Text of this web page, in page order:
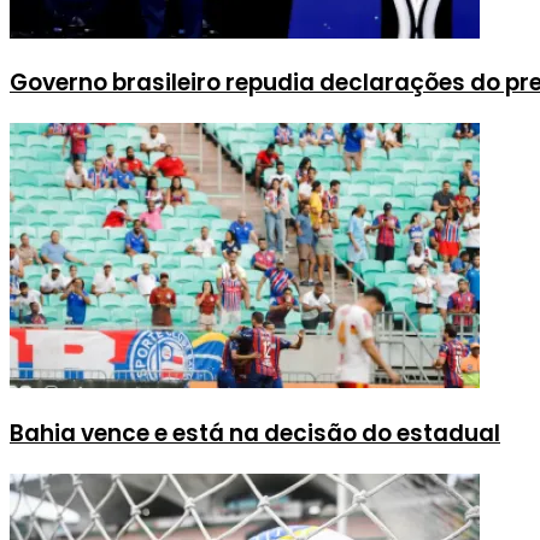
Governo brasileiro repudia declarações do
Bahia vence e está na decisão do estadual